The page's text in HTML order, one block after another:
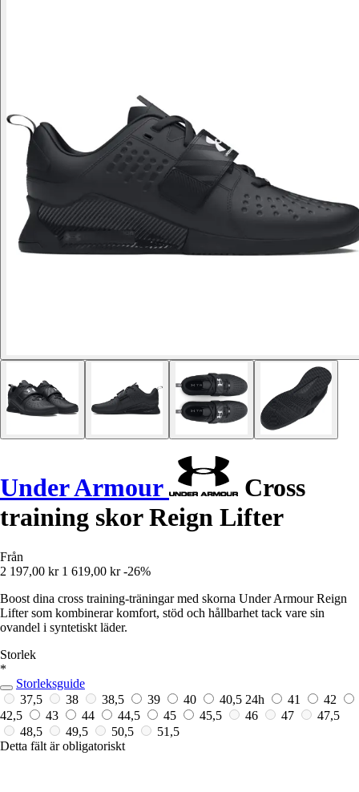
Under Armour
Cross
training skor Reign Lifter
Från
2 197,00 kr 1 619,00 kr -26%
Boost dina cross training-träningar med skorna Under Armour Reign
Lifter som kombinerar komfort, stöd och hållbarhet tack vare sin
ovandel i syntetiskt läder.
Storlek
*
Storleksguide
37,5
38 38,5 39 40 40,5 24h 41
42
42,5
43 44 44,5 45 45,5 46 47
47,5
48,5
49,5 50,5
51,5
Detta fält är obligatoriskt